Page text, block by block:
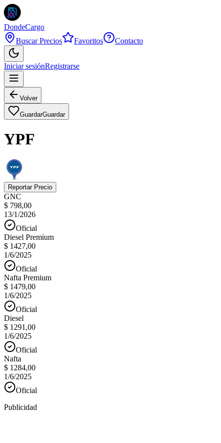
DondeCargo
Buscar Precios
Favoritos Contacto
Iniciar sesiónRegistrarse
Volver
GuardarGuardar
YPF
Reportar Precio
GNC
$ 798,00
13/1/2026
Oficial
Diesel Premium
$ 1427,00
1/6/2025
Oficial
Nafta Premium
$ 1479,00
1/6/2025
Oficial
Diesel
$ 1291,00
1/6/2025
Oficial
Nafta
$ 1284,00
1/6/2025
Oficial
Publicidad